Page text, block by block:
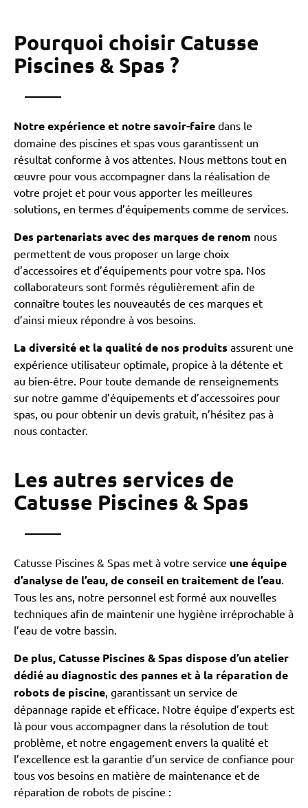
Pourquoi choisir Catusse
Piscines & Spas ?
Notre expérience et notre savoir-faire dans le
domaine des piscines et spas vous garantissent un
résultat conforme à vos attentes. Nous mettons tout en
œuvre pour vous accompagner dans la réalisation de
votre projet et pour vous apporter les meilleures
solutions, en termes d’équipements comme de services.
Des partenariats avec des marques de renom nous
permettent de vous proposer un large choix
d’accessoires et d’équipements pour votre spa. Nos
collaborateurs sont formés régulièrement afin de
connaître toutes les nouveautés de ces marques et
d’ainsi mieux répondre à vos besoins.
La diversité et la qualité de nos produits assurent une
expérience utilisateur optimale, propice à la détente et
au bien-être. Pour toute demande de renseignements
sur notre gamme d’équipements et d’accessoires pour
spas, ou pour obtenir un devis gratuit, n’hésitez pas à
nous contacter.
Les autres services de
Catusse Piscines & Spas
Catusse Piscines & Spas met à votre service une équipe
d’analyse de l’eau, de conseil en traitement de l’eau.
Tous les ans, notre personnel est formé aux nouvelles
techniques afin de maintenir une hygiène irréprochable à
l’eau de votre bassin.
De plus, Catusse Piscines & Spas dispose d’un atelier
dédié au diagnostic des pannes et à la réparation de
robots de piscine, garantissant un service de
dépannage rapide et efficace. Notre équipe d’experts est
là pour vous accompagner dans la résolution de tout
problème, et notre engagement envers la qualité et
l’excellence est la garantie d’un service de confiance pour
tous vos besoins en matière de maintenance et de
réparation de robots de piscine :